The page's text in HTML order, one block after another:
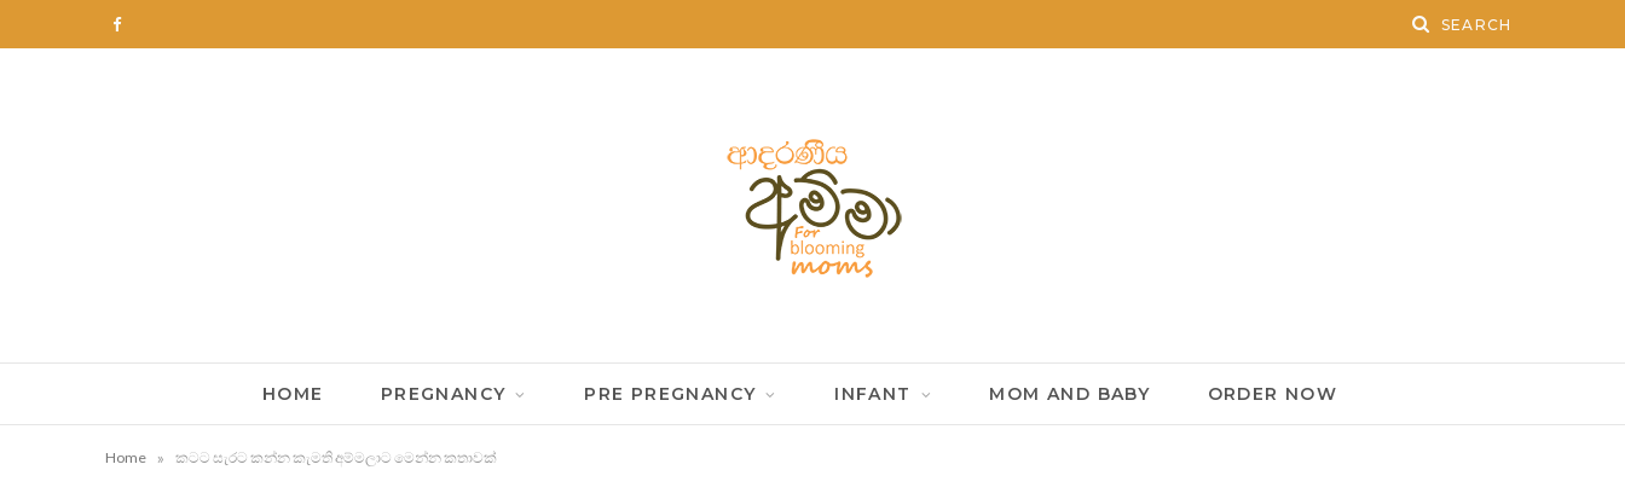
F
k
HOME PREGNANCY PRE PREGNANCY INFANT MOM AND BABY ORDER NOW
Home » කටට සැරට කන්න කැමති අම්මලාට මෙන්න කතාවක්